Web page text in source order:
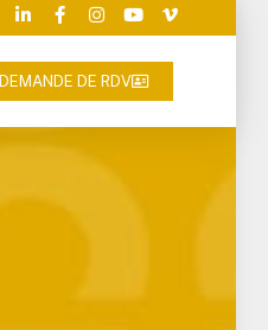
DEMANDE DE RDV